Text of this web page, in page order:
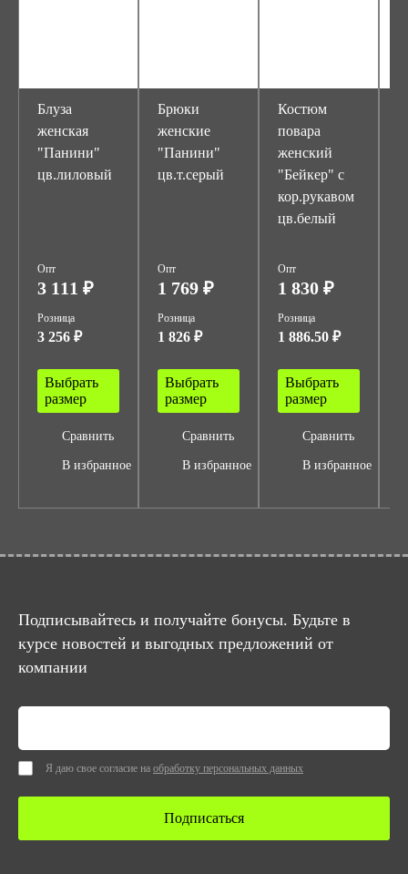
Блуза
женская
"Панини"
цв.лиловый
Опт
3 111 ₽
Розница
3 256 ₽
Выбрать
размер
Сравнить
В избранное
Брюки
женские
"Панини"
цв.т.серый
Опт
1 769 ₽
Розница
1 826 ₽
Выбрать
размер
Сравнить
В избранное
Костюм
повара
женский
"Бейкер" с
кор.рукавом
цв.белый
Опт
1 830 ₽
Розница
1 886.50 ₽
Выбрать
размер
Сравнить
В избранное
Подписывайтесь и получайте бонусы. Будьте в
курсе новостей и выгодных предложений от
компании
Я даю свое согласие на обработку персональных данных
Подписаться